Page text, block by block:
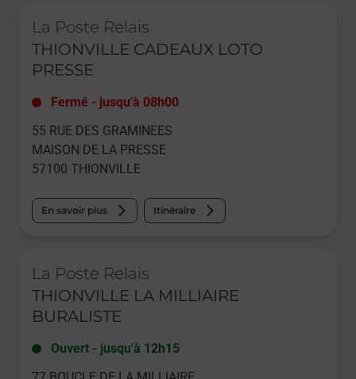
La Poste Relais
THIONVILLE CADEAUX LOTO
PRESSE
Fermé - jusqu'à 08h00
55 RUE DES GRAMINEES
MAISON DE LA PRESSE
57100 THIONVILLE
En savoir plus Itinéraire
La Poste Relais
THIONVILLE LA MILLIAIRE
BURALISTE
Ouvert - jusqu'à 12h15